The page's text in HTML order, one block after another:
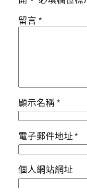
留言*
顯示名稱*
電子郵件地址*
個人網站網址